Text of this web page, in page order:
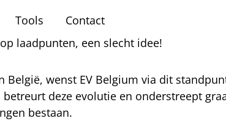
Tools Contact
laadpunten, een slecht idee!
wenst EV Belgium via dit
deze evolutie en onderstreept
bestaan.